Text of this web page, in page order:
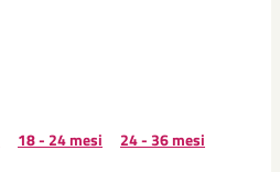
18 - 24 mesi 24 - 36 mesi